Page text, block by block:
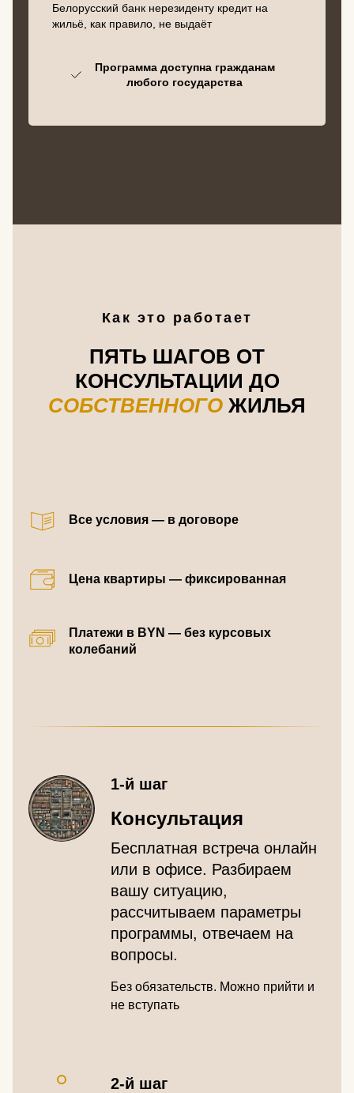
Белорусский банк нерезиденту кредит на
жильё, как правило, не выдаёт
Программа доступна гражданам
любого государства
Как это работает
ПЯТЬ ШАГОВ ОТ
КОНСУЛЬТАЦИИ ДО
СОБСТВЕННОГО ЖИЛЬЯ
Все условия — в договоре
Цена квартиры — фиксированная
Платежи в BYN — без курсовых
колебаний
1-й шаг
Консультация
Бесплатная встреча онлайн
или в офисе. Разбираем
вашу ситуацию,
рассчитываем параметры
программы, отвечаем на
вопросы.
Без обязательств. Можно прийти и
не вступать
2-й шаг